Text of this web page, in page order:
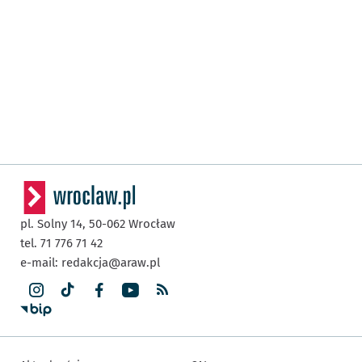
pl. Solny 14, 50-062 Wrocław
tel. 71 776 71 42
e-mail: redakcja@araw.pl